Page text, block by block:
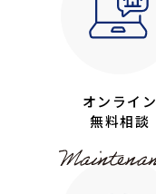
オンライン
無料相談